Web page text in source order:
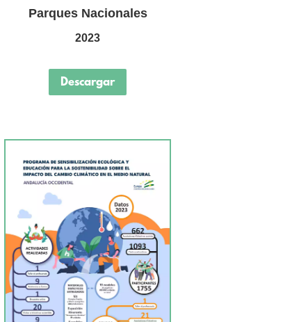
Parques Nacionales
2023
Descargar